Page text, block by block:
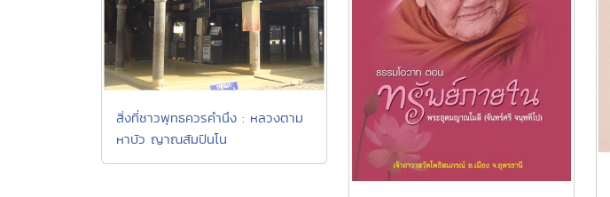
สิ่งที่ชาวพุทธควรคำนึง : หลวงตาม
หาบัว ญาณสัมปันโน